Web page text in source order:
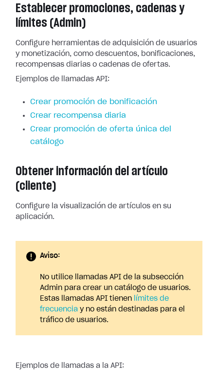
Establecer promociones, cadenas y
límites (Admin)
Configure herramientas de adquisición de usuarios
y monetización, como descuentos, bonificaciones,
recompensas diarias o cadenas de ofertas.
Ejemplos de llamadas API:
Crear promoción de bonificación
Crear recompensa diaria
Crear promoción de oferta única del
catálogo
Obtener información del artículo
(cliente)
Configure la visualización de artículos en su
aplicación.
Aviso:
No utilice llamadas API de la subsección
Admin para crear un catálogo de usuarios.
Estas llamadas API tienen
límites de
frecuencia y no están destinadas para el
tráfico de usuarios.
Ejemplos de llamadas a la API: